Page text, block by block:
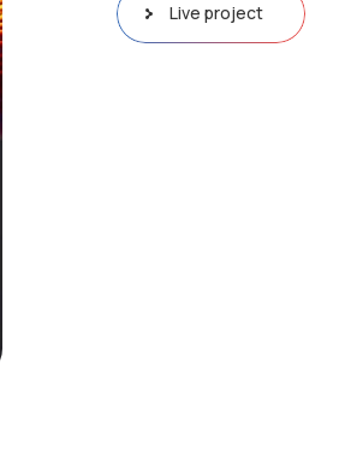
Live project